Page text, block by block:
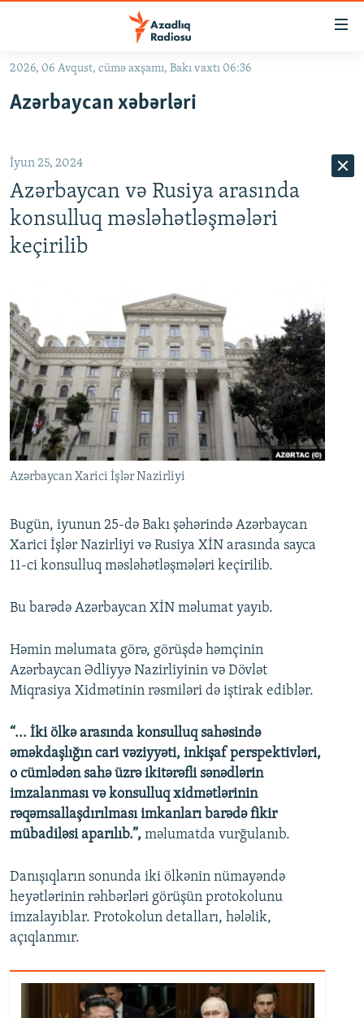
Əsas
qayıt
qayıt
Axtarışa
keç
#ƏSLINDƏ
FƏRQƏ BAX
QANUNI DOĞRU
ARAŞDIRMA
VIDEO
FOTOQALEREYA
İNFOQRAFIKA
KARIKATURA
RADIO ARXIV
OXU ZALI
AZƏRBAYCAN ƏDƏBIYYATI KITABXANASI
İSLAM VƏ DEMOKRATIYA
İZ - MƏDƏNIYYƏT PROQRAMI
HAQQIMIZDA
MISSIYAMIZ
PEŞƏ ETIKASI VƏ JURNALISTIKA STANDARTLARIMIZ
MATERIALLARIMIZDAN ISTIFADƏ
AZADLIQRADIOSU MOBIL TELEFONUNUZDA
XƏBƏR BÜLLETENLƏRIMIZ
BIZI IZLƏ
RFE/RL-in bütün saytları
2026, 06 Avqust, cümə axşamı, Bakı vaxtı 06:36
Azərbaycan xəbərləri
İyun 25, 2024
Azərbaycan və Rusiya arasında
konsulluq məsləhətləşmələri
keçirilib
Azərbaycan Xarici İşlər Nazirliyi
Bugün, iyunun 25-də Bakı şəhərində Azərbaycan
Xarici İşlər Nazirliyi və Rusiya XİN arasında sayca
11-ci konsulluq məsləhətləşmələri keçirilib.
Bu barədə Azərbaycan XİN məlumat yayıb.
Həmin məlumata görə, görüşdə həmçinin
Azərbaycan Ədliyyə Nazirliyinin və Dövlət
Miqrasiya Xidmətinin rəsmiləri də iştirak ediblər.
“... İki ölkə arasında konsulluq sahəsində
əməkdaşlığın cari vəziyyəti, inkişaf perspektivləri,
o cümlədən sahə üzrə ikitərəfli sənədlərin
imzalanması və konsulluq xidmətlərinin
rəqəmsallaşdırılması imkanları barədə fikir
mübadiləsi aparılıb.”, məlumatda vurğulanıb.
Danışıqların sonunda iki ölkənin nümayəndə
heyətlərinin rəhbərləri görüşün protokolunu
imzalayıblar. Protokolun detalları, hələlik,
açıqlanmır.